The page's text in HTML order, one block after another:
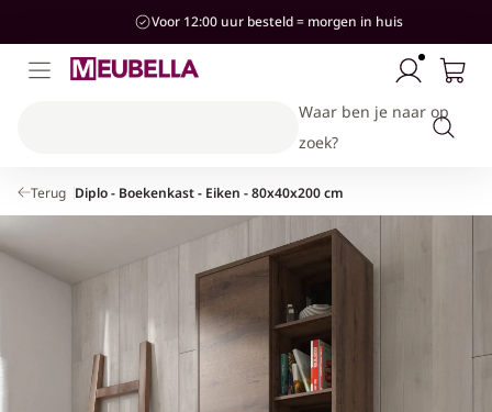
Voor 12:00 uur besteld = morgen in huis
Waar ben je naar op
zoek?
Woonkamer
Banken & Stoelen
Kasten & Opbergen
Slaapkamer
Bedden
Kasten & Opbergen
Complete slaapkamersets
Kinderkamer
Bedden
Kasten & Opbergen
Hal
Kasten & Opbergen
Accessoires
Stijlen
Industrieel
Hotel-Chique
Terug Diplo - Boekenkast - Eiken - 80x40x200 cm